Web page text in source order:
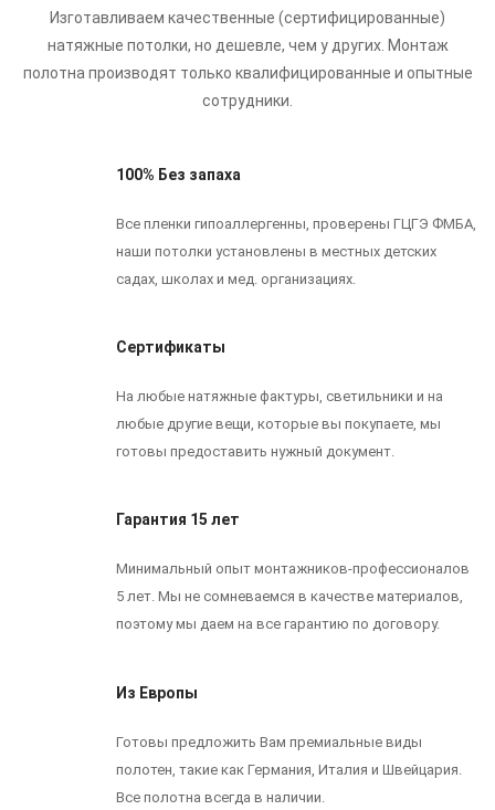
Изготавливаем качественные (сертифицированные)
натяжные потолки, но дешевле, чем у других. Монтаж
полотна производят только квалифицированные и опытные
сотрудники.
100% Без запаха
Все пленки гипоаллергенны, проверены ГЦГЭ ФМБА,
наши потолки установлены в местных детских
садах, школах и мед. организациях.
Сертификаты
На любые натяжные фактуры, светильники и на
любые другие вещи, которые вы покупаете, мы
готовы предоставить нужный документ.
Гарантия 15 лет
Минимальный опыт монтажников-профессионалов
5 лет. Мы не сомневаемся в качестве материалов,
поэтому мы даем на все гарантию по договору.
Из Европы
Готовы предложить Вам премиальные виды
полотен, такие как Германия, Италия и Швейцария.
Все полотна всегда в наличии.